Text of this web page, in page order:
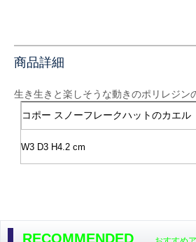
商品詳細
生き生きと楽しそうな動きのポリレジ
コポー スノーフレークハットのカエル
W3 D3 H4.2 cm
RECOMMENDED